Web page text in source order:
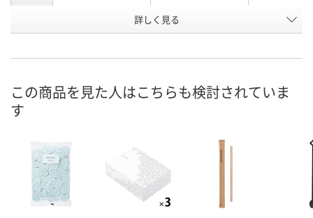
P232606 ER74341
8月8日（土）
カゴへ カ
詳しく見る
この商品を見た人はこちらも検討されていま
す